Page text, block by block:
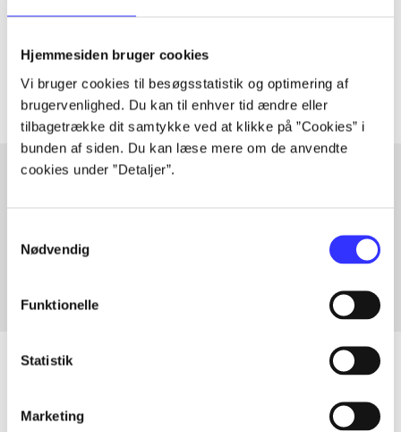
Hjemmesiden bruger cookies
Vi bruger cookies til besøgsstatistik og optimering af
brugervenlighed. Du kan til enhver tid ændre eller
tilbagetrække dit samtykke ved at klikke på ”Cookies” i
bunden af siden. Du kan læse mere om de anvendte
cookies under ”Detaljer”.
Nødvendig
Funktionelle
Statistik
Marketing
Artiklerne ihandler ofte om
Fra
Artikler